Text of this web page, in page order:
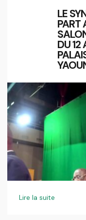
LE
PART
DU 12
Lire la suite